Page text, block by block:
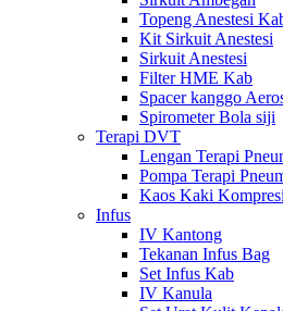
Topeng Anestesi
Kit Sirkuit Anestesi
Sirkuit Anestesi
Filter HME Kab
Spacer kanggo
Spirometer Bola siji
Terapi DVT
Lengan Terapi
Pompa Terapi
Kaos Kaki Kompresi
Infus
IV Kantong
Tekanan Infus Bag
Set Infus Kab
IV Kanula